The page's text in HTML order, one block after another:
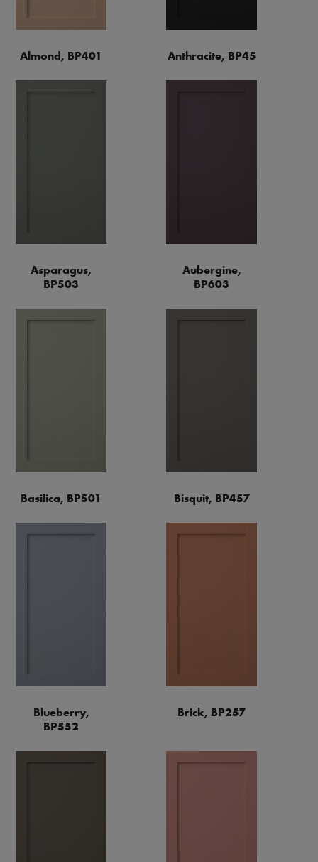
Almond, BP401 Anthracite, BP45
Asparagus,
BP503
Aubergine,
BP603
Basilica, BP501 Bisquit, BP457
Blueberry,
BP552
Brick, BP257